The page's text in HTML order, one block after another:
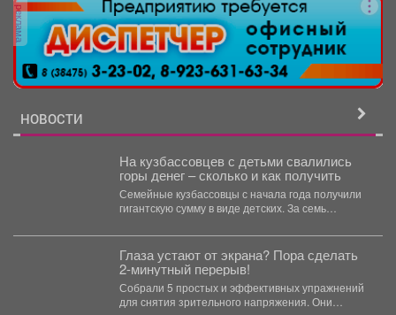
реклама
НОВОСТИ
На кузбассовцев с детьми свалились
горы денег – сколько и как получить
Семейные кузбассовцы с начала года получили
гигантскую сумму в виде детских. За семь
Глаза устают от экрана? Пора сделать
2-минутный перерыв!
Собрали 5 простых и эффективных упражнений
для снятия зрительного напряжения. Они